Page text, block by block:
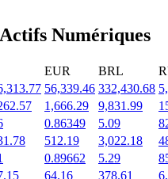
compétitives
Numériques
EUR BRL
56,339.46 332,430.68
1,666.29 9,831.99
0.86349 5.09
512.19 3,022.18
0.89662 5.29
64.16 378.61